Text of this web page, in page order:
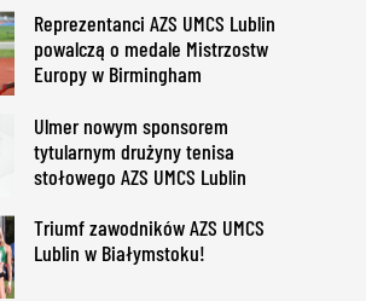
Reprezentanci AZS UMCS Lublin
powalczą o medale Mistrzostw
Europy w Birmingham
Ulmer nowym sponsorem
tytularnym drużyny tenisa
stołowego AZS UMCS Lublin
Triumf zawodników AZS UMCS
Lublin w Białymstoku!